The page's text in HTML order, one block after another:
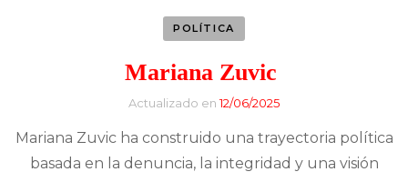
POLÍTICA
Mariana Zuvic
Actualizado en12/06/2025
Mariana Zuvic ha construido una trayectoria política
basada en la denuncia, la integridad y una visión